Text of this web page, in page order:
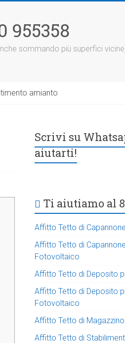
955358
sommando più superfici
amianto
Scrivi su
aiutarti!
Ti aiutiamo al
Affitto Tetto di
Affitto Tetto di
Fotovoltaico
Affitto Tetto di Deposito
Affitto Tetto di Deposito
Fotovoltaico
Affitto Tetto di
Affitto Tetto di